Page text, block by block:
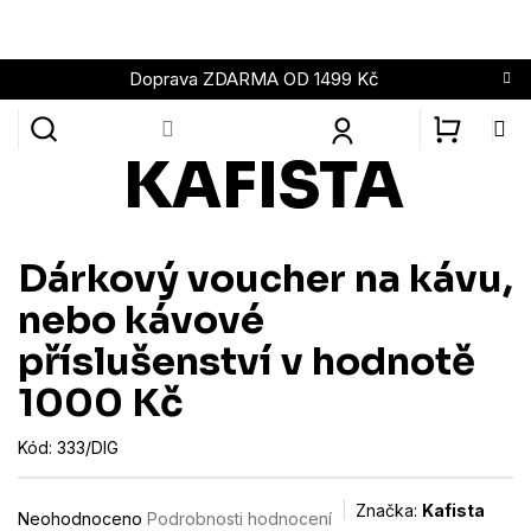
obsah
Doprava ZDARMA OD 1499 Kč
Dárkový voucher na kávu,
nebo kávové
příslušenství v hodnotě
1000 Kč
Kód: 333/DIG
Průměrné
Neohodnoceno Podrobnosti hodnocení Značka: Kafista